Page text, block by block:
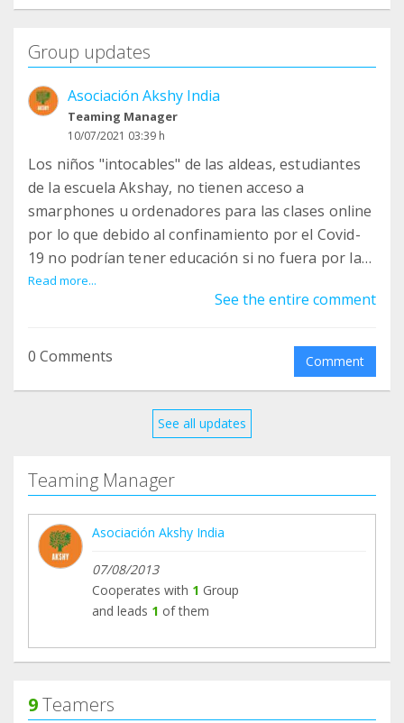
Group updates
Asociación Akshy India
Teaming Manager
10/07/2021 03:39 h
Los niños "intocables" de las aldeas, estudiantes
de la escuela Akshay, no tienen acceso a
smarphones u ordenadores para las clases online
por lo que debido al confinamiento por el Covid-
19 no podrían tener educación si no fuera por las
"Open Class" al aire libre, con las que nuestros
alumnos continúan con sus estudios.
Read more...
See the entire comment
0 Comments Comment
See all updates
Teaming Manager
Asociación Akshy India
07/08/2013
Cooperates with 1 Group
and leads 1 of them
9Teamers